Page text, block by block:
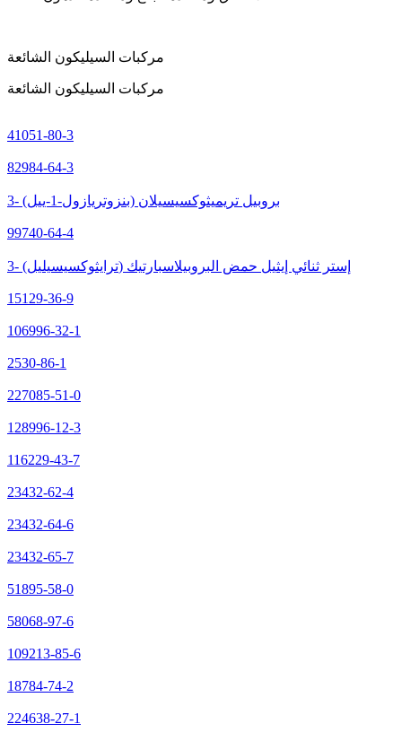
مركبات السيليكون الشائعة
مركبات السيليكون الشائعة
41051-80-3
82984-64-3
3- (بنزوتريازول-1-ييل) بروبيل تريميثوكسيسيلان
99740-64-4
3- (ترايثوكسيسيليل) إستر ثنائي إيثيل حمض البروبيلاسبارتيك
15129-36-9
106996-32-1
2530-86-1
227085-51-0
128996-12-3
116229-43-7
23432-62-4
23432-64-6
23432-65-7
51895-58-0
58068-97-6
109213-85-6
18784-74-2
224638-27-1